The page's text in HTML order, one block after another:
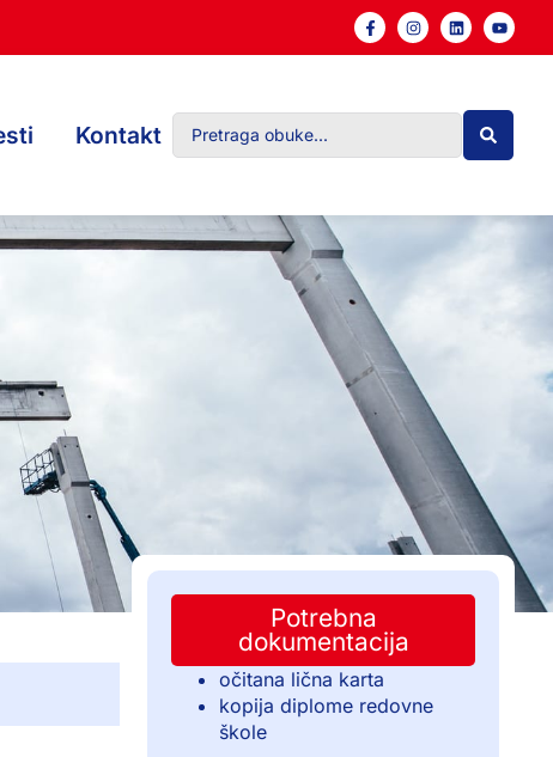
Kontakt
Potrebna
dokumentacija
očitana lična karta
kopija diplome redovne
škole